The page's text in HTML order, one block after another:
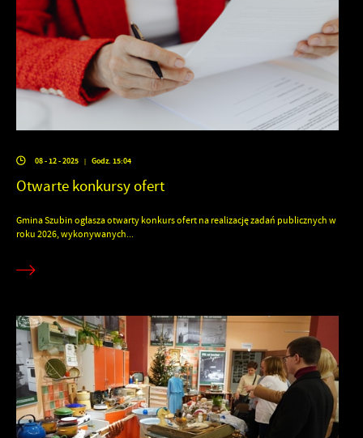
08 - 12 - 2025 | Godz. 15:04
Otwarte konkursy ofert
Gmina Szubin ogłasza otwarty konkurs ofert na realizację zadań publicznych w
roku 2026, wykonywanych...